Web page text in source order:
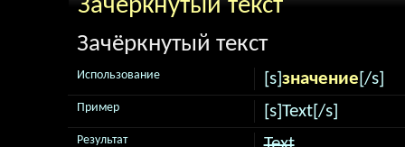
Зачёркнутый текст
Зачёркнутый текст
[s]значение[/s]
Использование
[s]Text[/s]
Пример
Результат